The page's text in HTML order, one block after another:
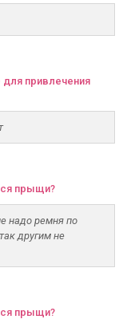
для привлечения
прыщи?
надо ремня по
другим не
прыщи?